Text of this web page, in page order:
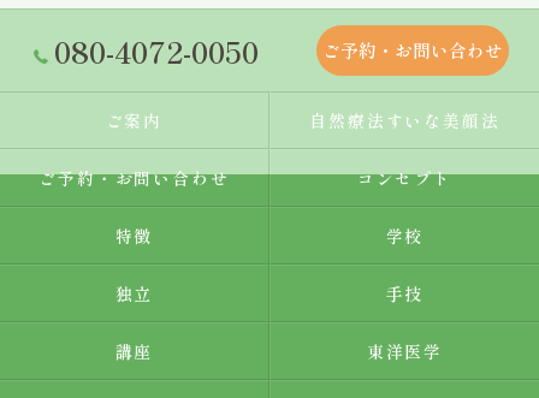
080-4072-0050 ご予約・お問い合わせ
ご案内 自然療法すいな美顔法
ご予約・お問い合わせ コンセプト
特徴 学校
独立 手技
講座 東洋医学